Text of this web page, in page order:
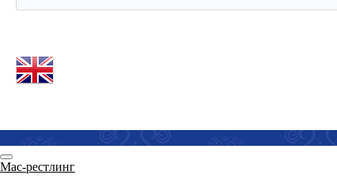
Мас-рестлинг